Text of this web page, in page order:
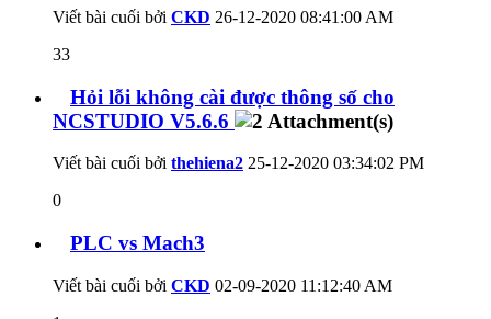
Viết bài cuối bởi CKD 26-12-2020 08:41:00 AM
33
Hỏi lỗi không cài được thông số cho
NCSTUDIO V5.6.6
Viết bài cuối bởi thehiena2 25-12-2020 03:34:02 PM
0
PLC vs Mach3
Viết bài cuối bởi CKD 02-09-2020 11:12:40 AM